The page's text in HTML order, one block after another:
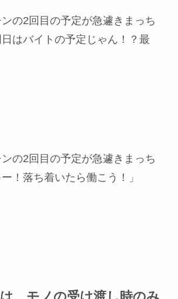
ンの2回目の予定が急遽きまっち
はバイトの予定じゃん！？最
ンの2回目の予定が急遽きまっち
！落ち着いたら働こう！」